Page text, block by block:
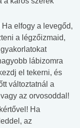
elfogy a levegőd,
a légzőizmaid,
lábizomra
el tekerni, és
változtatnál a
az orvosoddal!
Ha
az